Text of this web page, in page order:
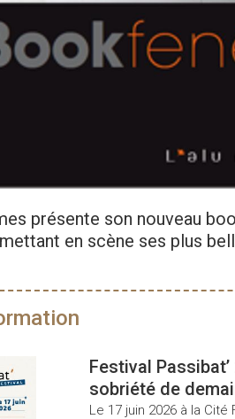
présente son nouveau
en scène ses plus
Festival
sobriété de
Le 17 juin 2026 à la Cité